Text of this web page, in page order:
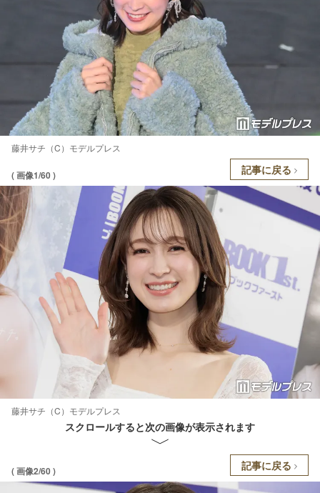
藤井サチ（C）モデルプレス
( 画像1/60 ) 記事に戻る
藤井サチ（C）モデルプレス
スクロールすると次の画像が表示されます
( 画像2/60 ) 記事に戻る